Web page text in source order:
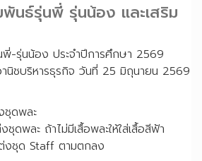
นธ์รุ่นพี่ รุ่นน้อง และเสริม
พี่-รุ่นน้อง ประจำปีการศึกษา 2569
นิชบริหารธุรกิจ วันที่ 25 มิถุนายน 2569
ชุดพละ
ชุดพละ ถ้าไม่มีเสื้อพละให้ใส่เสื้อสีฟ้า
งชุด Staff ตามตกลง